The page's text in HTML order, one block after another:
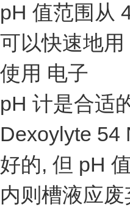
pH 值范围从
可以快速地用
使用 电子
pH 计是合适
Dexoylyte 54
好的, 但 pH
内则槽液应废